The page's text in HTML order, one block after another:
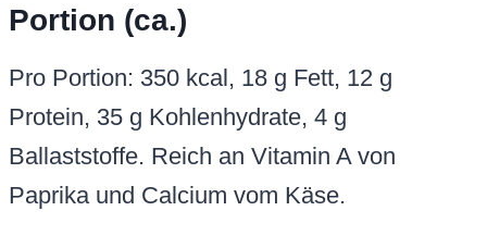
Portion (ca.)
Pro Portion: 350 kcal, 18 g Fett, 12 g
Protein, 35 g Kohlenhydrate, 4 g
Ballaststoffe. Reich an Vitamin A von
Paprika und Calcium vom Käse.